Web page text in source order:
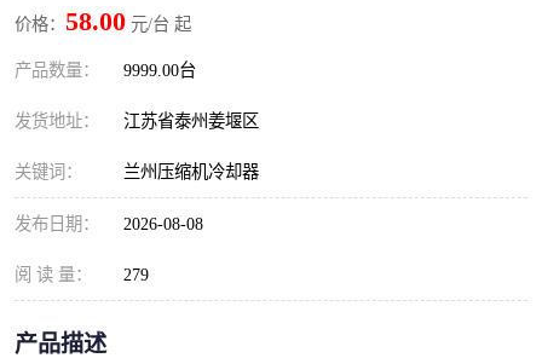
价格： 58.00 元/台 起
产品数量： 9999.00台
发货地址： 江苏省泰州姜堰区
关键词： 兰州压缩机冷却器
发布日期： 2026-08-08
阅 读 量： 279
产品描述